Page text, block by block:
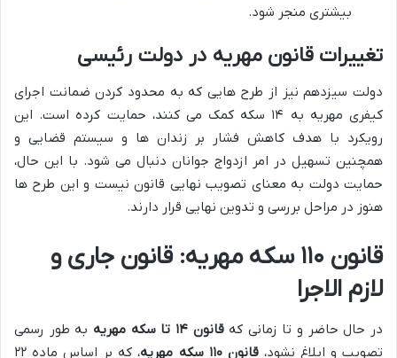
بیشتری منجر شود.
تغییرات قانون مهریه در دولت رئیسی
دولت سیزدهم نیز از طرح هایی که به محدود کردن ضمانت اجرای
کیفری مهریه به ۱۴ سکه کمک می کنند، حمایت کرده است. این
رویکرد با هدف کاهش فشار بر زندان ها و سیستم قضایی و
همچنین تسهیل در امر ازدواج جوانان دنبال می شود. با این حال،
حمایت دولت به معنای تصویب نهایی قانون نیست و این طرح ها
هنوز در مراحل بررسی و تدوین نهایی قرار دارند.
قانون ۱۱۰ سکه مهریه: قانون جاری و
لازم الاجرا
در حال حاضر و تا زمانی کهقانون ۱۴ تا سکه مهریه
به طور رسمی
تصویب و ابلاغ نشود،قانون ۱۱۰ سکه مهریه
، که بر اساس ماده ۲۲